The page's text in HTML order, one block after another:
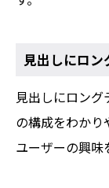
見出しにロン
見出しにロン
の構成をわかり
ユーザーの興味